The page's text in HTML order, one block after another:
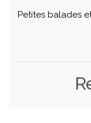
Petites balades